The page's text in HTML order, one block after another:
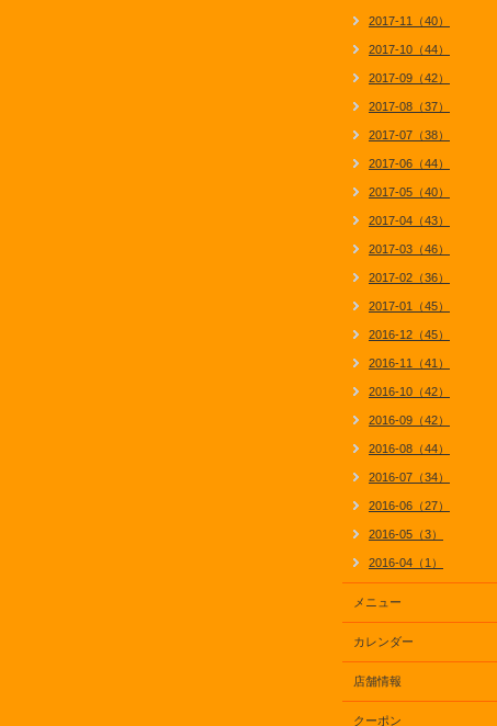
2017-11（40）
2017-10（44）
2017-09（42）
2017-08（37）
2017-07（38）
2017-06（44）
2017-05（40）
2017-04（43）
2017-03（46）
2017-02（36）
2017-01（45）
2016-12（45）
2016-11（41）
2016-10（42）
2016-09（42）
2016-08（44）
2016-07（34）
2016-06（27）
2016-05（3）
2016-04（1）
メニュー
カレンダー
店舗情報
クーポン